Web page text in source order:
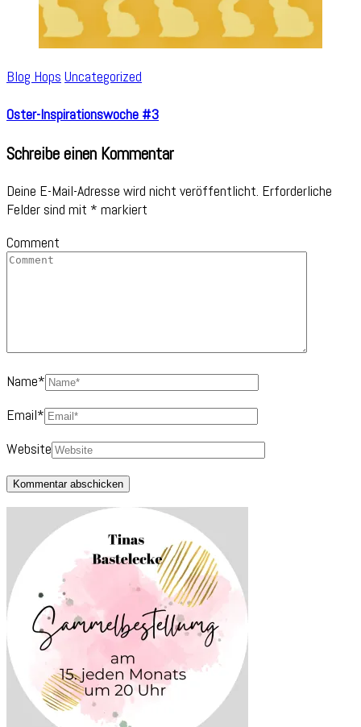
Blog Hops Uncategorized
Oster-Inspirationswoche #3
Schreibe einen Kommentar
Deine E-Mail-Adresse wird nicht veröffentlicht. Erforderliche
Felder sind mit * markiert
Comment
Name*
Email*
Website